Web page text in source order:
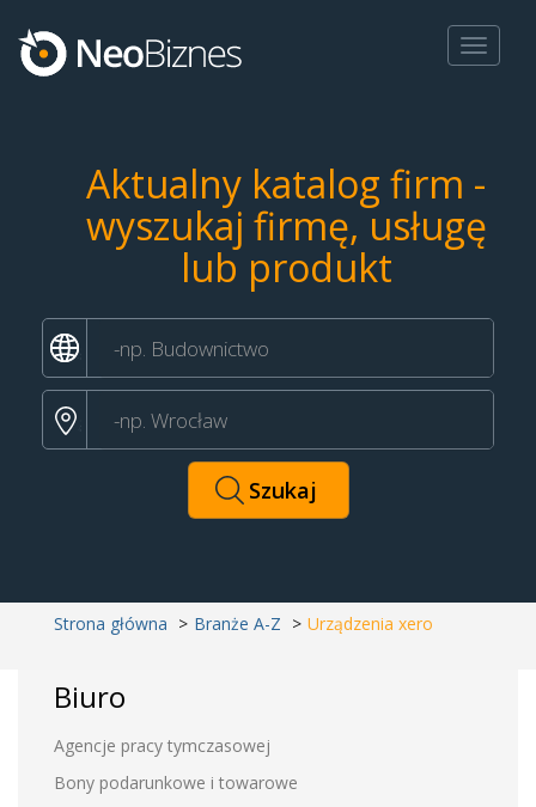
Toggle
Aktualny katalog firm -
wyszukaj firmę, usługę
lub produkt
Strona główna Branże A-Z Urządzenia xero
Biuro
Agencje pracy tymczasowej
Bony podarunkowe i towarowe